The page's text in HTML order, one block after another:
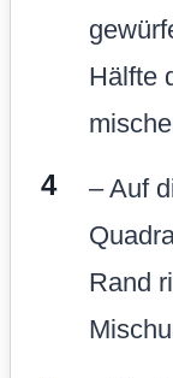
Hälfte
– Auf
Rand